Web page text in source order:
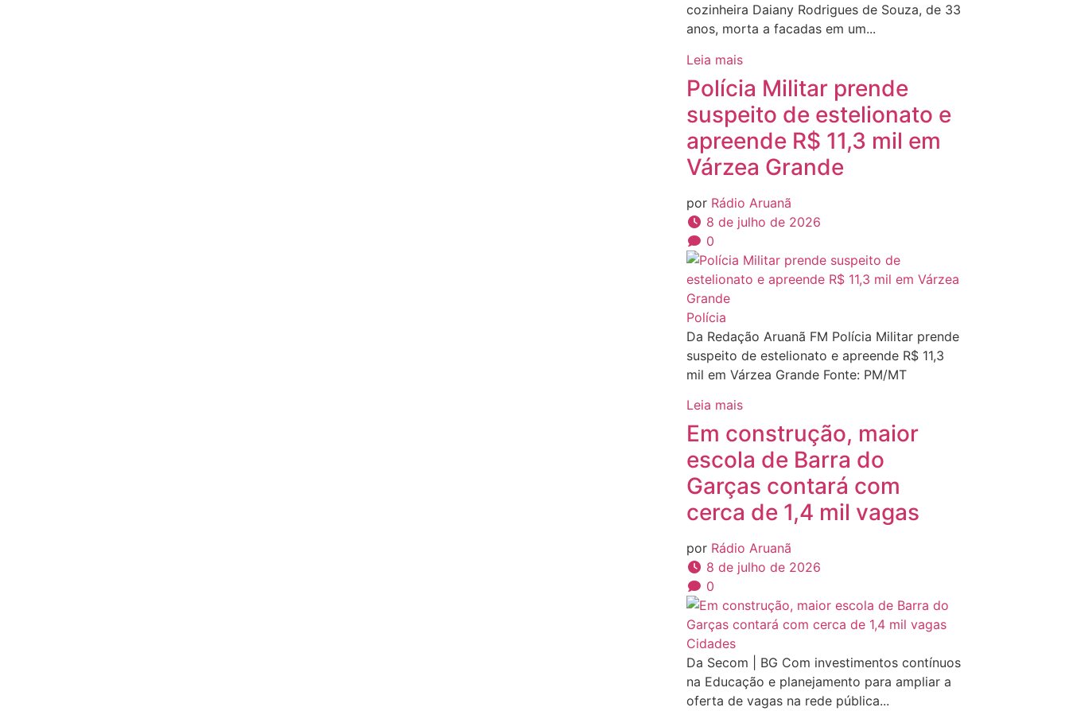
cozinheira Daiany Rodrigues de Souza, de 33
anos, morta a facadas em um...
Leia mais
Polícia Militar prende
suspeito de estelionato e
apreende R$ 11,3 mil em
Várzea Grande
por Rádio Aruanã
8 de julho de 2026
0
Polícia
Da Redação Aruanã FM Polícia Militar prende
suspeito de estelionato e apreende R$ 11,3
mil em Várzea Grande Fonte: PM/MT
Leia mais
Em construção, maior
escola de Barra do
Garças contará com
cerca de 1,4 mil vagas
por Rádio Aruanã
8 de julho de 2026
0
Cidades
Da Secom | BG Com investimentos contínuos
na Educação e planejamento para ampliar a
oferta de vagas na rede pública...